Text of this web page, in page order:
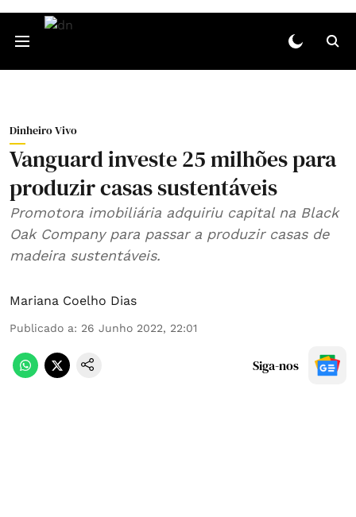
Dinheiro Vivo
Vanguard investe 25 milhões para
produzir casas sustentáveis
Promotora imobiliária adquiriu capital na Black
Oak Company para passar a produzir casas de
madeira sustentáveis.
Mariana Coelho Dias
Publicado a: 26 Junho 2022, 22:01
Siga-nos